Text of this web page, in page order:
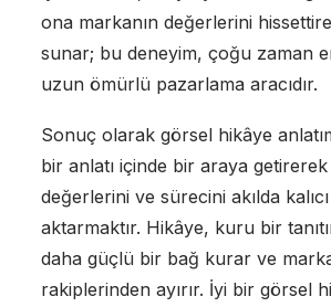
ona markanın değerlerini
sunar; bu deneyim, çoğu zaman
uzun ömürlü pazarlama aracıdır.
Sonuç olarak görsel hikâye
bir anlatı içinde bir araya getirerek
değerlerini ve sürecini akılda
aktarmaktır. Hikâye, kuru bir
daha güçlü bir bağ kurar ve
rakiplerinden ayırır. İyi bir görsel